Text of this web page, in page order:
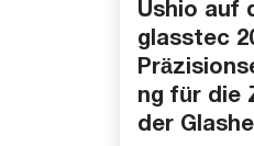
Ushio auf
glasstec
ng für die
der